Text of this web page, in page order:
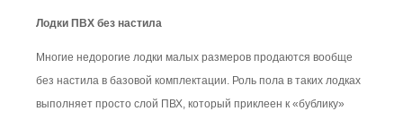
Лодки ПВХ без настила
Многие недорогие лодки малых размеров продаются вообще
без настила в базовой комплектации. Роль пола в таких лодках
выполняет просто слой ПВХ, который приклеен к «бублику»